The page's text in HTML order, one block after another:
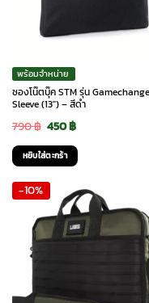
พร้อมจำหน่าย
ซองโน๊ตบุ๊ค STM รุ่น Gamechange
Sleeve (13″) – สีดำ
790฿ Original
price
was:
790 ฿.
450฿Current
price
is:
450 ฿.
หยิบใส่ตะกร้า
-10%